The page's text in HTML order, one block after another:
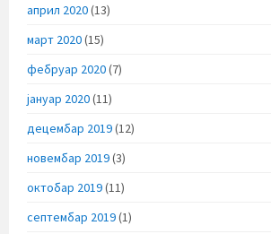
април 2020(13)
март 2020(15)
фебруар 2020(7)
јануар 2020(11)
децембар 2019(12)
новембар 2019(3)
октобар 2019(11)
септембар 2019(1)